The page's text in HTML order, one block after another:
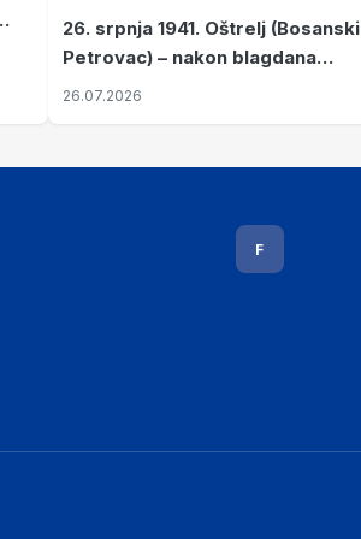
26. srpnja 1941. Oštrelj (Bosanski
Petrovac) – nakon blagdana
Svete Ane izvršen napad srpskih
26.07.2026
F